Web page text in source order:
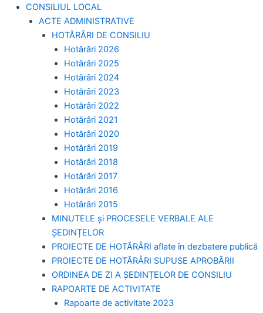
CONSILIUL LOCAL
ACTE ADMINISTRATIVE
HOTĂRÂRI DE CONSILIU
Hotărâri 2026
Hotărâri 2025
Hotărâri 2024
Hotărâri 2023
Hotărâri 2022
Hotărâri 2021
Hotărâri 2020
Hotărâri 2019
Hotărâri 2018
Hotărâri 2017
Hotărâri 2016
Hotărâri 2015
MINUTELE și PROCESELE VERBALE ALE
ȘEDINȚELOR
PROIECTE DE HOTĂRÂRI aflate în dezbatere publică
PROIECTE DE HOTĂRÂRI SUPUSE APROBĂRII
ORDINEA DE ZI A ȘEDINȚELOR DE CONSILIU
RAPOARTE DE ACTIVITATE
Rapoarte de activitate 2023